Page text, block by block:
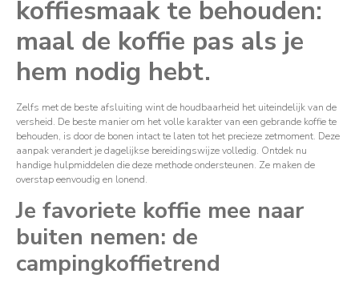
koffiesmaak te behouden:
maal de koffie pas als je
hem nodig hebt.
Zelfs met de beste afsluiting wint de houdbaarheid het uiteindelijk van de
versheid. De beste manier om het volle karakter van een gebrande koffie te
behouden, is door de bonen intact te laten tot het precieze zetmoment. Deze
aanpak verandert je dagelijkse bereidingswijze volledig. Ontdek nu
handige hulpmiddelen die deze methode ondersteunen. Ze maken de
overstap eenvoudig en lonend.
Je favoriete koffie mee naar
buiten nemen: de
campingkoffietrend